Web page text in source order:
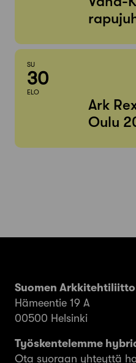
SU
30
ELO
Ark
Oulu
Suomen Arkkitehtiliitto
Hämeentie 19 A
00500 Helsinki
Työskentelemme
Ota suoraan yhteyttä